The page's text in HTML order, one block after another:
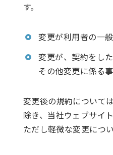
す。
変更が利用者の一
変更が、契約をし
その他変更に係る
変更後の規約について
除き、当社ウェブサイ
ただし軽微な変更につ